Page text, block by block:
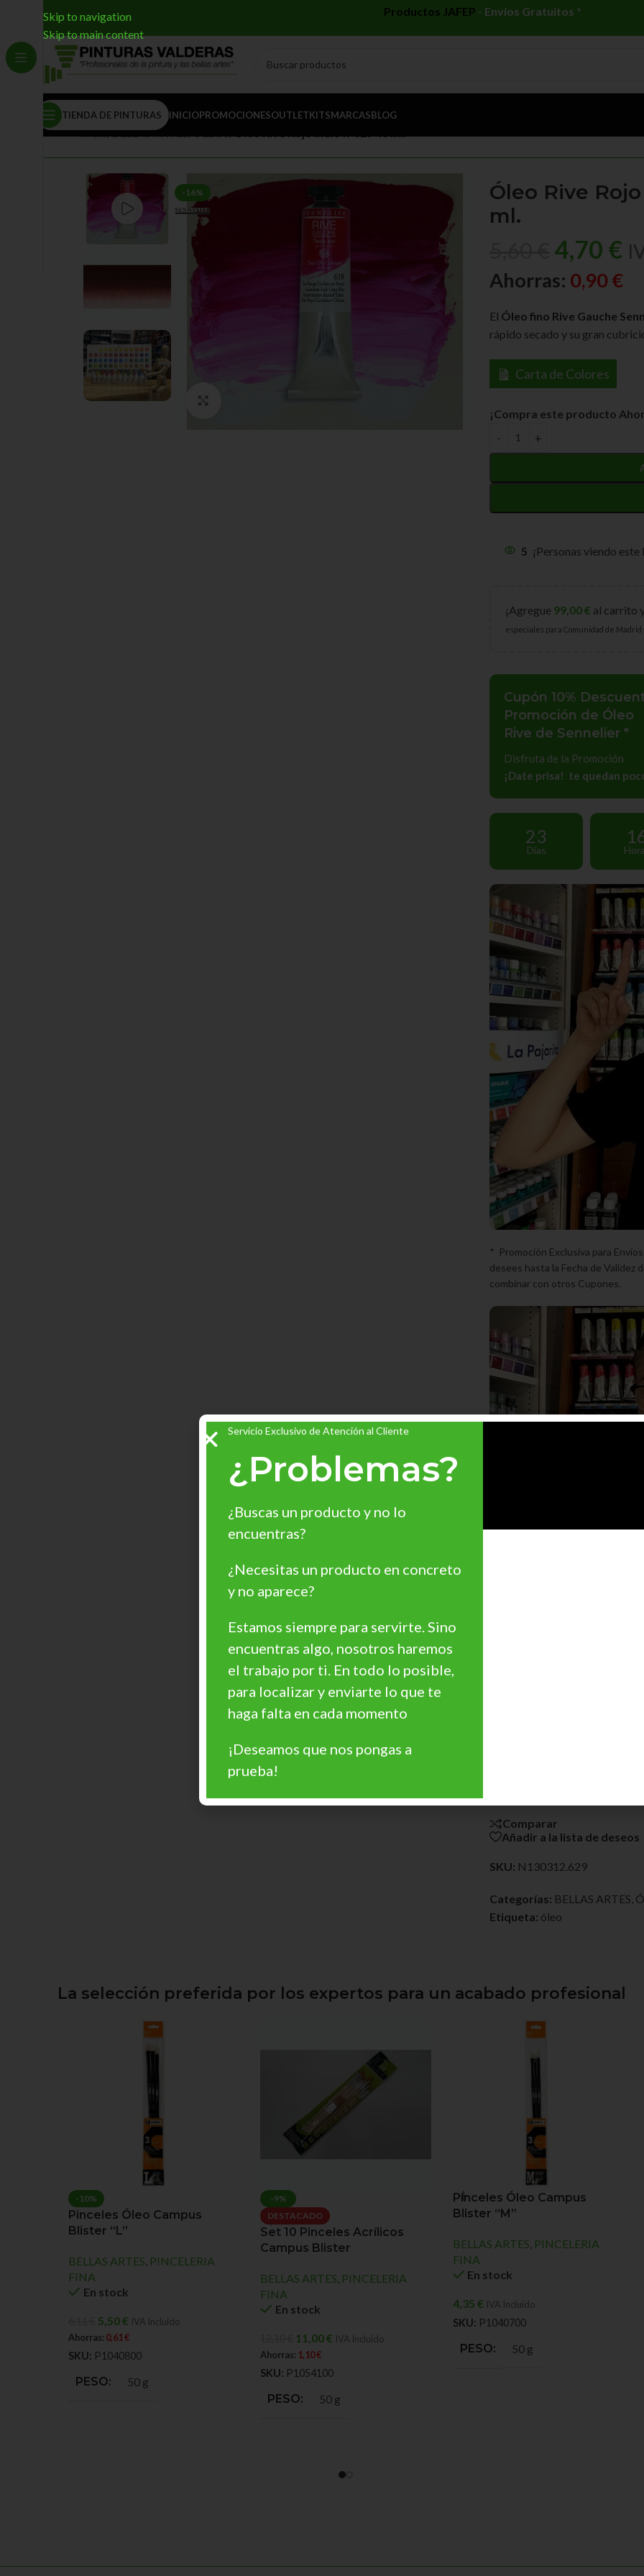
Skip to navigation
Skip to main content
Productos JAFEP - Envíos Gratuitos *
TIENDA DE PINTURAS INICIOPROMOCIONESOUTLETKITSMARCASBLOG
Inicio/BELLAS ARTES
-16%
Óleo Rive
ml.
4,70 €
Ahorras: 0,90 €
El Óleo fino Rive Gauche
rápido secado y su gran
Carta de Colores
¡Compra este producto
5 ¡Personas viendo
¡Agregue 99,00€ al carrito
especiales para Comunidad de Madrid
Cupón 10%
Promoción de Óleo
Rive de Sennelier *
Disfruta de la Promoción
¡Date prisa! te quedan
23
Días
* Promoción Exclusiva para
desees hasta la Fecha de Validez
combinar con otros Cupones.
Comparar
Añadir a la lista de deseos
SKU: N130312.629
Categorías: BELLAS ARTES
Etiqueta: óleo
La selección preferida por los expertos para un acabado profesional
-10%
Pinceles Óleo Campus
Blister “L”
BELLAS ARTES PINCELERIA
FINA
En stock
5,50€ IVA Incluido
Ahorras: 0,61€
SKU: P1040800
PESO 50 g
-9%
DESTACADO
Set 10 Pinceles Acrílicos
Campus Blister
BELLAS ARTES PINCELERIA
FINA
En stock
11,00€ IVA Incluido
Ahorras: 1,10€
SKU: P1054100
PESO 50 g
Pinceles Óleo Campus
Blister “M”
BELLAS ARTES PINCELERIA
FINA
En stock
4,35 € IVA Incluido
SKU: P1040700
PESO 50 g
Servicio Exclusivo de Atención al Cliente
¿Problemas?
¿Buscas un producto y no lo
encuentras?
¿Necesitas un producto en concreto
y no aparece?
Estamos siempre para servirte. Sino
encuentras algo, nosotros haremos
el trabajo por ti. En todo lo posible,
para localizar y enviarte lo que te
haga falta en cada momento
¡Deseamos que nos pongas a
prueba!